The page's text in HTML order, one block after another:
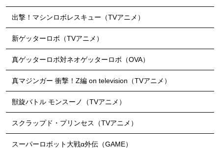
出撃！マシンロボレスキュー（TVアニメ）
新ゲッターロボ（TVアニメ）
真ゲッターロボ対ネオゲッターロボ（OVA）
真マジンガー 衝撃！Z編 on television（TVアニメ）
獣旋バトル モンスーノ（TVアニメ）
スクラップド・プリンセス（TVアニメ）
スーパーロボット大戦α外伝（GAME）